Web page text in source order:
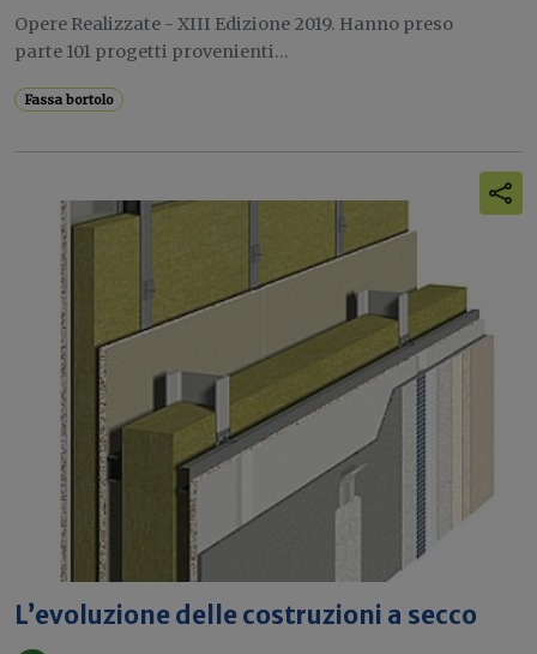
Opere Realizzate - XIII Edizione 2019. Hanno preso
parte 101 progetti provenienti...
Fassa bortolo
L’evoluzione delle costruzioni a secco